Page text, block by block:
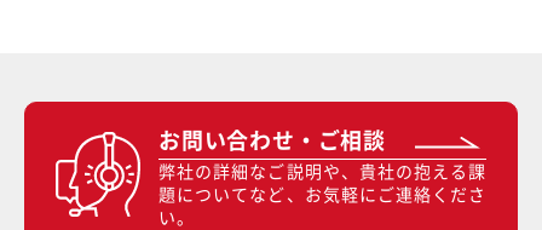
お問い合わせ・ご相談
弊社の詳細なご説明や、貴社の抱える課
題についてなど、お気軽にご連絡くださ
い。